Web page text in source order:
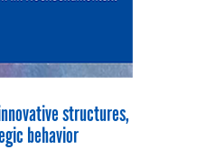
structures,
behavior